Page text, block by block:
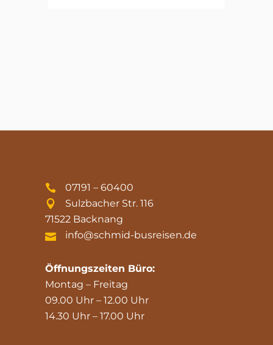
07191 – 60400
Sulzbacher Str. 116
71522 Backnang
info@schmid-busreisen.de
Öffnungszeiten Büro:
Montag – Freitag
09.00 Uhr – 12.00 Uhr
14.30 Uhr – 17.00 Uhr